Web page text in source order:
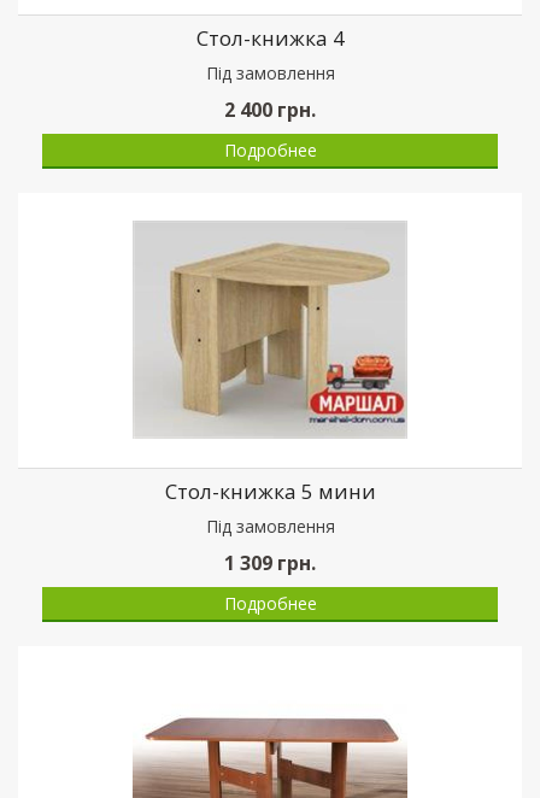
Стол-книжка 4
Пiд замовлення
2 400 грн.
Подробнее
Стол-книжка 5 мини
Пiд замовлення
1 309 грн.
Подробнее